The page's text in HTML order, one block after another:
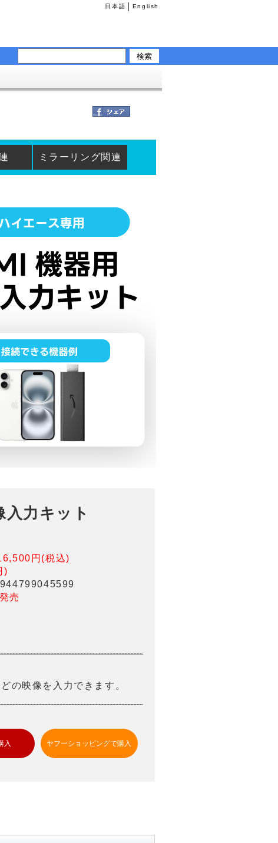
English
日本語
ミラーリング関連
入力キット
円(税込)
)
売
の映像を入力できます。
入 ヤフーショッピングで購入